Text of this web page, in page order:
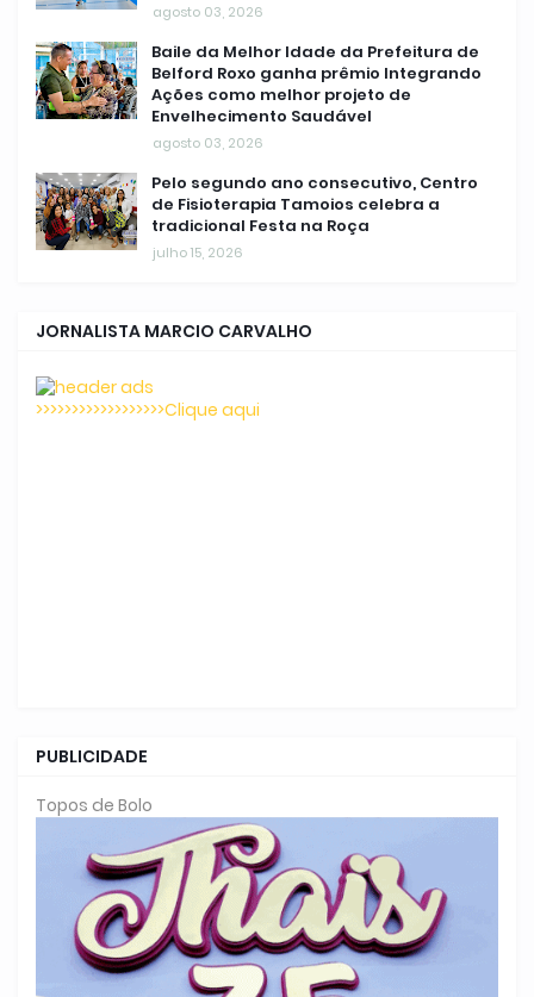
agosto 03, 2026
Baile da Melhor Idade da Prefeitura de
Belford Roxo ganha prêmio Integrando
Ações como melhor projeto de
Envelhecimento Saudável
agosto 03, 2026
Pelo segundo ano consecutivo, Centro
de Fisioterapia Tamoios celebra a
tradicional Festa na Roça
julho 15, 2026
JORNALISTA MARCIO CARVALHO
>>>>>>>>>>>>>>>>>>Clique aqui
PUBLICIDADE
Topos de Bolo